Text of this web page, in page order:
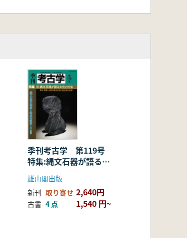
季刊考古学 第119号
特集:縄文石器が語る文
化と社会
雄山閣出版
新刊 取り寄せ 2,640円
古書 4 点 1,540 円~